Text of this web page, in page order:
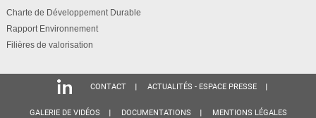
Charte de Développement Durable
Rapport Environnement
Filières de valorisation
CONTACT ACTUALITÉS - ESPACE PRESSE
GALERIE DE VIDÉOS DOCUMENTATIONS MENTIONS LÉGALES